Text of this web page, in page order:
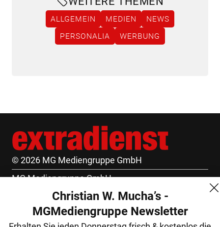
ALLGEMEIN MEDIEN
NEWS
PERSONALIA
WERBUNG
© 2026 MG Mediengruppe GmbH
MG Mediengruppe GmbH
Burgring 1/7
1010 Wien
Christian W. Mucha’s -
MGMediengruppe Newsletter